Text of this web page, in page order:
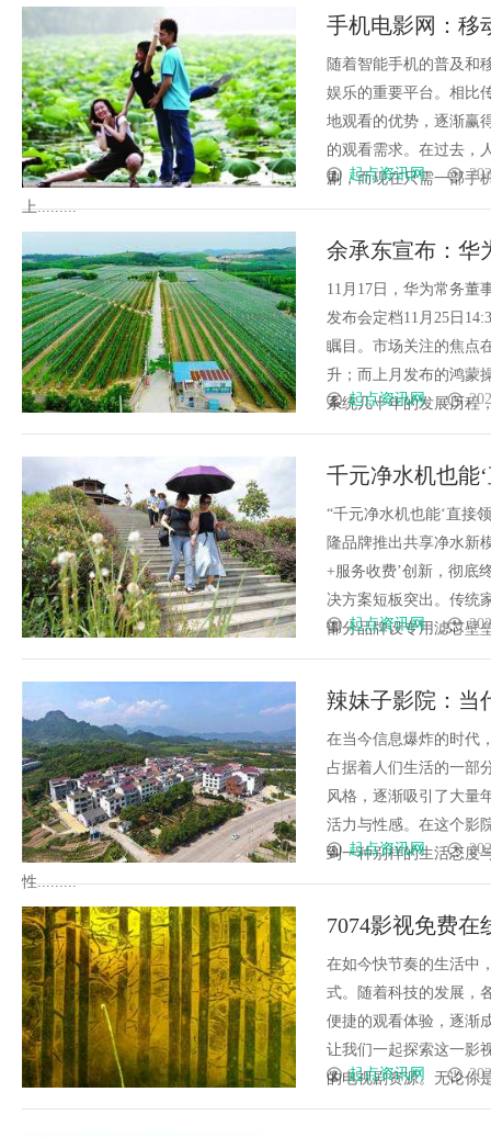
手机电影网：移
随着智能手机的普及和
娱乐的重要平台。相比
地观看的优势，逐渐赢
的观看需求。在过去，
剧，而现在只需一部手
上.........
起点资讯网
余承东宣布：华
11月17日，华为常务董
发布会定档11月25日
瞩目。市场关注的焦点
升；而上月发布的鸿蒙
系统几十年的发展历程
起点资讯网
千元净水机也能
“千元净水机也能‘直接
隆品牌推出共享净水新
+服务收费’创新，彻底
决方案短板突出。传统
部分品牌设专用滤芯壁
起点资讯网
辣妹子影院：当
在当今信息爆炸的时代
占据着人们生活的一部
风格，逐渐吸引了大量
活力与性感。在这个影
到一种别样的生活态度
性.........
起点资讯网
7074影视免费
在如今快节奏的生活中
式。随着科技的发展，
便捷的观看体验，逐渐
让我们一起探索这一影
的电视剧资源。无论你
起点资讯网